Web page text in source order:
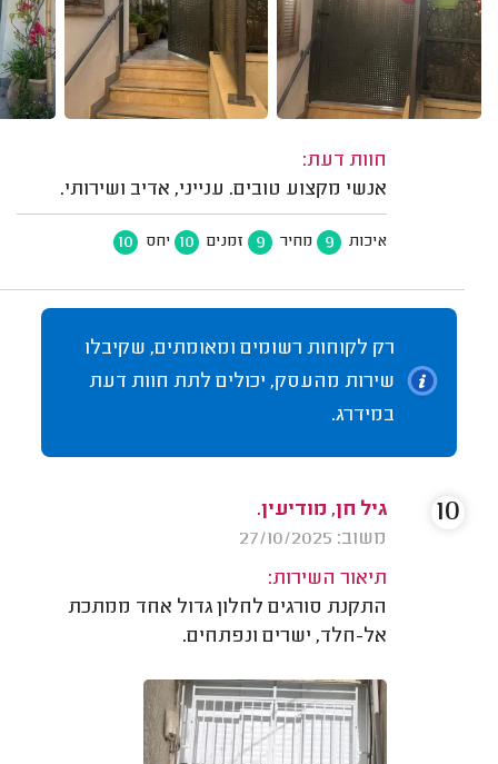
חוות דעת:
אנשי מקצוע טובים. ענייני, אדיב ושירותי.
איכות 9 מחיר 9 זמנים 10 יחס 10
רק לקוחות רשומים ומאומתים, שקיבלו
שירות מהעסק, יכולים לתת חוות דעת
במידרג.
גיל חן, מודיעין.
משוב: 27/10/2025
תיאור השירות:
התקנת סורגים לחלון גדול אחד ממתכת
אל-חלד, ישרים ונפתחים.
10